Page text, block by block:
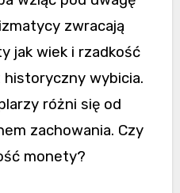
zwracają
jak wiek i rzadkość
wybicia.
różni się od
zachowania. Czy
monety?